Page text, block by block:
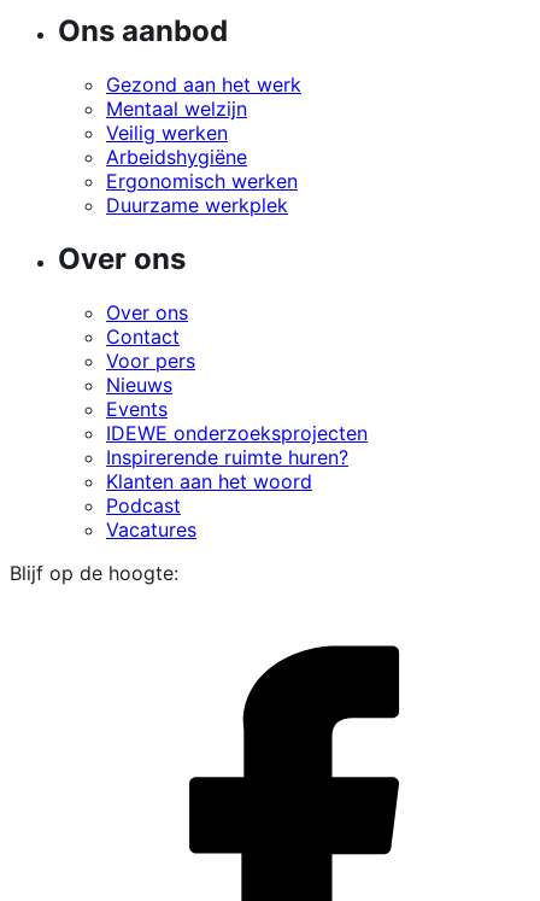
Ons aanbod
Gezond aan het werk
Mentaal welzijn
Veilig werken
Arbeidshygiëne
Ergonomisch werken
Duurzame werkplek
Over ons
Over ons
Contact
Voor pers
Nieuws
Events
IDEWE onderzoeksprojecten
Inspirerende ruimte huren?
Klanten aan het woord
Podcast
Vacatures
Blijf op de hoogte: